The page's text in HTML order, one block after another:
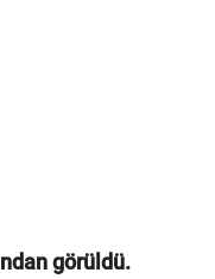
görüldü.